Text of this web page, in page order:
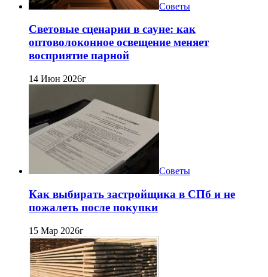
Советы
Световые сценарии в сауне: как
оптоволоконное освещение меняет
восприятие парной
14 Июн 2026г
Советы
Как выбирать застройщика в СПб и не
пожалеть после покупки
15 Мар 2026г